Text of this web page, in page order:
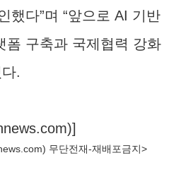
했다”며 “앞으로 AI 기반
폼 구축과 국제협력 강화
.
)]
) 무단전재-재배포금지>